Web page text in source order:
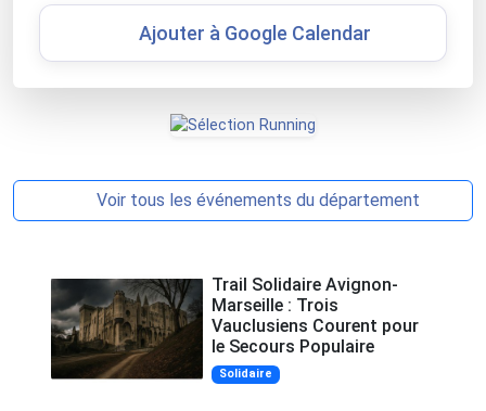
Ajouter à Google Calendar
Voir tous les événements du département
Trail Solidaire Avignon-
Marseille : Trois
Vauclusiens Courent pour
le Secours Populaire
Solidaire